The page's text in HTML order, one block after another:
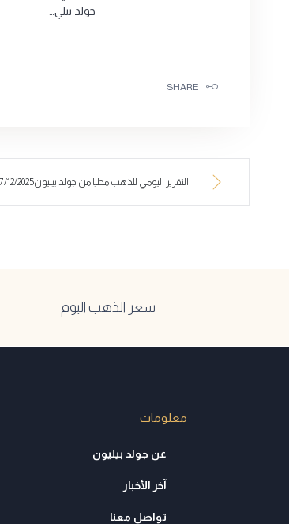
جولد بيلي…
SHARE
التقرير اليومي للذهب محليا من جولد بيليون17/12/2025
سعر الذهب اليوم
معلومات
عن جولد بيليون
آخر الأخبار
تواصل معنا